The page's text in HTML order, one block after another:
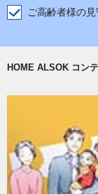
ご高齢者様の
HOME ALSOK コン